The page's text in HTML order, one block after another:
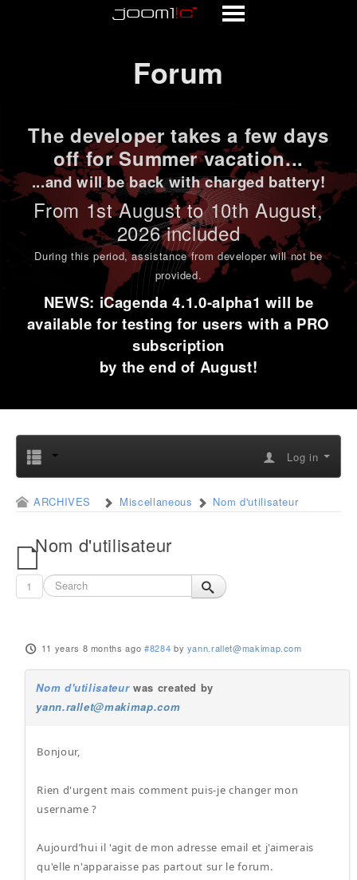
Forum
The developer takes a few days
off for Summer vacation...
...and will be back with charged battery!
From 1stAugust to 10th August,
2026 included
During this period,assistance from developer will not be
provided.
NEWS: iCagenda 4.1.0-alpha1 will be
available for testing for users with a PRO
subscription
by the end of August!
Log in
ARCHIVES Miscellaneous Nom d'utilisateur
Nom d'utilisateur
1
11 years 8 months ago #8284 by yann.rallet@makimap.com
Nom d'utilisateurwas created by
yann.rallet@makimap.com
Bonjour,
Rien d'urgent mais comment puis-je changer mon
username ?
Aujourd’hui il 'agit de mon adresse email et j'aimerais
qu'elle n'apparaisse pas partout sur le forum.